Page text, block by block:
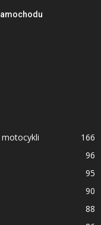
166
96
95
90
88